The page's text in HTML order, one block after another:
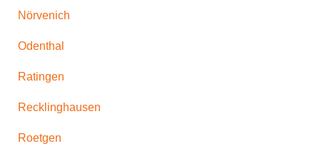
Nörvenich
Odenthal
Ratingen
Recklinghausen
Roetgen